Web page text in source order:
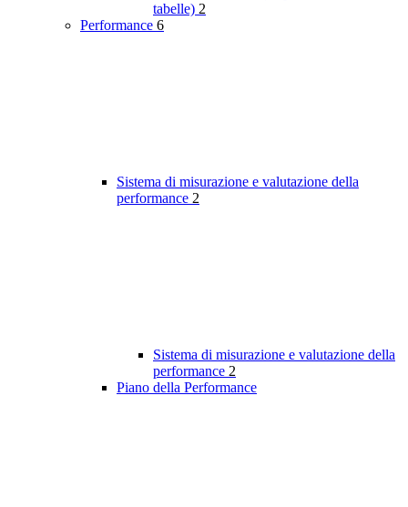
tabelle) 2
Performance 6
Sistema di misurazione e valutazione della
performance 2
Sistema di misurazione e valutazione della
performance 2
Piano della Performance